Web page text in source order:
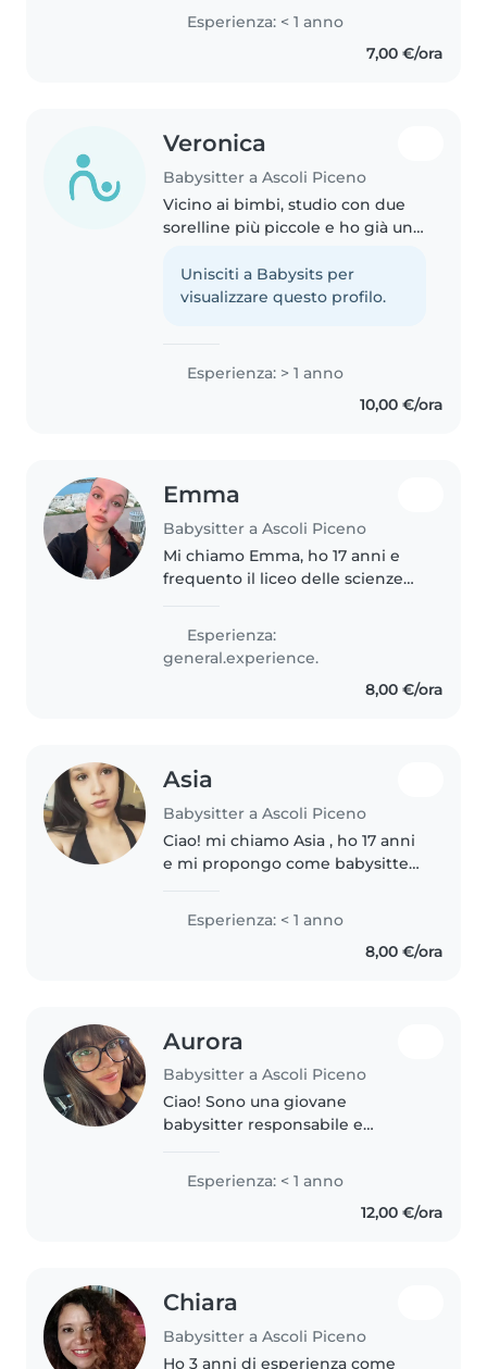
Studio scienze dell'educazione e
sono auto munita
Esperienza: < 1 anno
7,00 €/ora
Veronica
Babysitter a Ascoli Piceno
Vicino ai bimbi, studio con due
sorelline più piccole e ho già un
piccoli. Adoro inventare giochi e
lavoretti creativi, e sono
Unisciti a Babysits per
visualizzare questo profilo.
Esperienza: > 1 anno
10,00 €/ora
Emma
Babysitter a Ascoli Piceno
Mi chiamo Emma, ho 17 anni e
frequento il liceo delle scienze
responsabile, sportiva, calma,
empatica, solare, paziente e
disponibile. Posso aiutare in
Esperienza:
general.experience.
8,00 €/ora
Asia
Babysitter a Ascoli Piceno
Ciao! mi chiamo Asia , ho 17 anni
e mi propongo come babysitter.
bambini e farli divertire. Sono
Esperienza: < 1 anno
8,00 €/ora
Aurora
Babysitter a Ascoli Piceno
Ciao! Sono una giovane
babysitter responsabile e
cura dei tuoi bambini. Adoro
leggere, ascoltare la musica e
giocare con i più piccoli. Sono a
Esperienza: < 1 anno
12,00 €/ora
Chiara
Babysitter a Ascoli Piceno
Ho 3 anni di esperienza come